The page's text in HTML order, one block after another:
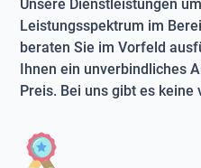
Unsere Dienstleistungen
Leistungsspektrum im
beraten Sie im Vorfeld
Ihnen ein unverbindliches
Preis. Bei uns gibt es